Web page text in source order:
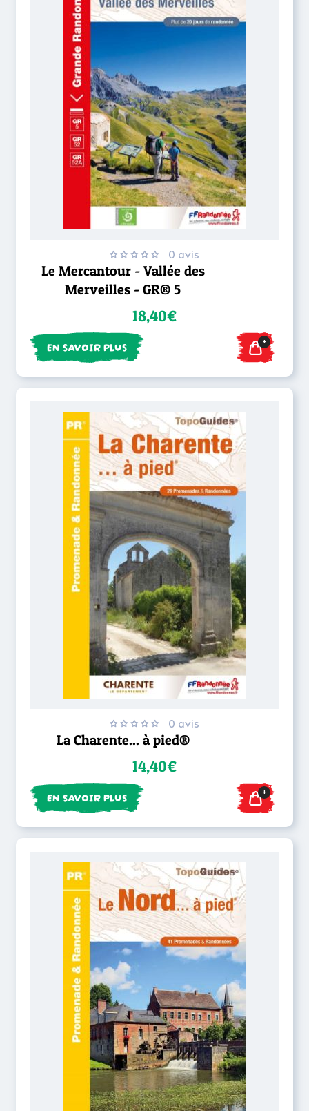
0 avis
Le Mercantour - Vallée des
Merveilles - GR® 5
18,40€
EN SAVOIR PLUS +
0 avis
La Charente... à pied®
14,40€
EN SAVOIR PLUS +